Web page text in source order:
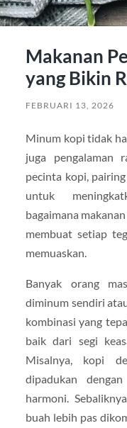
Makanan
yang Bikin
FEBRUARI 13, 2026
Minum kopi tidak
juga pengalaman
pecinta kopi,
untuk
bagaimana
membuat setiap
memuaskan.
Banyak orang
diminum sendiri
kombinasi yang
baik dari segi
Misalnya, kopi
dipadukan
harmoni.
buah lebih pas